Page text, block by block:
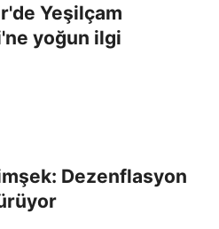
Yeşilçam
yoğun ilgi
Dezenflasyon